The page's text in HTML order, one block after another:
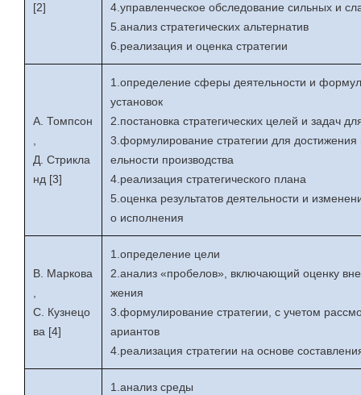
[2]
4.управленческое обследование сильных и
5.анализ стратегических альтернатив
6.реализация и оценка стратегии
А. Томпсон
,
Д. Стрикла
нд [3]
1.определение сферы деятельности и
установок
2.постановка стратегических целей и задач
3.формулирование стратегии для достижения
ельности производства
4.реализация стратегического плана
5.оценка результатов деятельности и
о исполнения
В. Маркова
,
С. Кузнецо
ва [4]
1.определение цели
2.анализ «пробелов», включающий оценку
жения
3.формулирование стратегии, с учетом
ариантов
4.реализация стратегии на основе
1.анализ среды